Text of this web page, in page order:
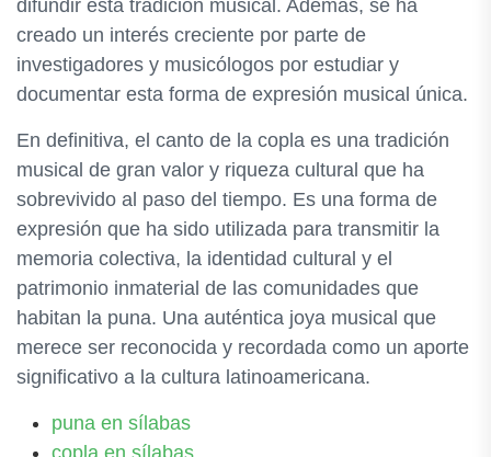
difundir esta tradición musical. Además, se ha
creado un interés creciente por parte de
investigadores y musicólogos por estudiar y
documentar esta forma de expresión musical única.
En definitiva, el canto de la copla es una tradición
musical de gran valor y riqueza cultural que ha
sobrevivido al paso del tiempo. Es una forma de
expresión que ha sido utilizada para transmitir la
memoria colectiva, la identidad cultural y el
patrimonio inmaterial de las comunidades que
habitan la puna. Una auténtica joya musical que
merece ser reconocida y recordada como un aporte
significativo a la cultura latinoamericana.
puna en sílabas
copla en sílabas